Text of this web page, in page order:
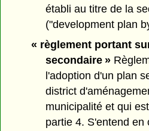
établi au titre de la
("development plan
« règlement portant
secondaire »
l'adoption d'un plan
district
municipalité et qui
partie 4. S'entend en